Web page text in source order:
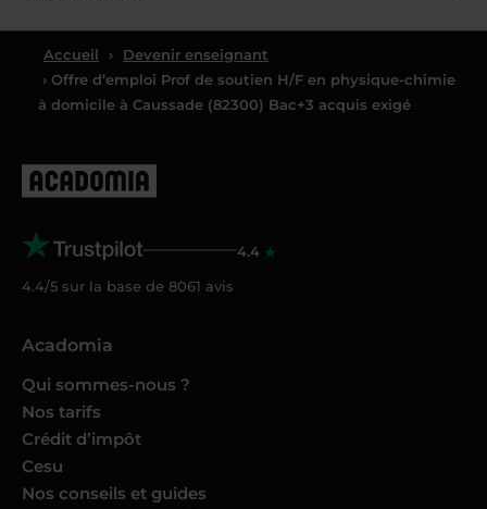
Accueil ›
Devenir enseignant
› Offre d’emploi Prof de soutien H/F en physique-chimie
à domicile à Caussade (82300) Bac+3 acquis exigé
4.4
4.4/5 sur la base de 8061 avis
Acadomia
Qui sommes-nous ?
Nos tarifs
Crédit d’impôt
Cesu
Nos conseils et guides